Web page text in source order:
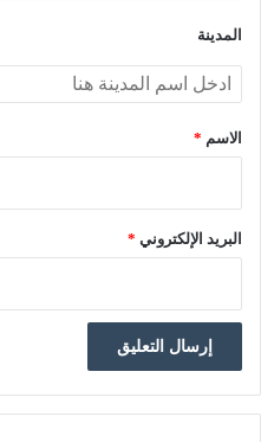
المدينة
الاسم *
البريد الإلكتروني *